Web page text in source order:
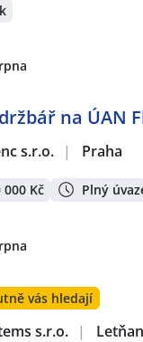
na ÚAN
s.r.o. | Praha
000 Kč Plný
vás hledají
s.r.o. |